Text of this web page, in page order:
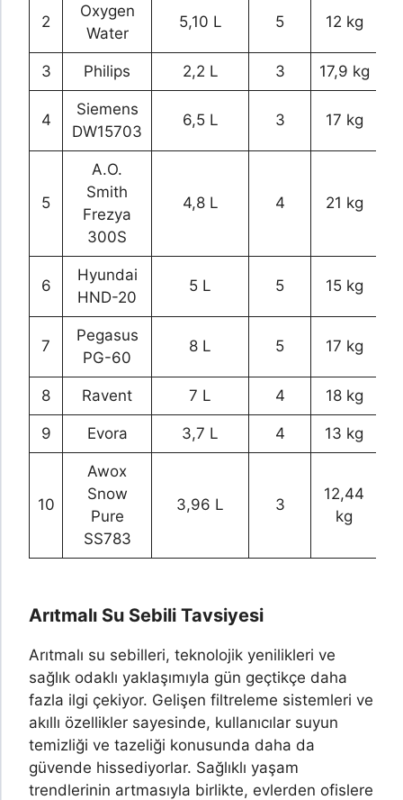
2
Oxygen
Water
5,10 L 5 12 kg
3 Philips 2,2 L 3 17,9 kg
4
Siemens
DW15703
6,5 L 3 17 kg
5
A.O.
Smith
Frezya
300S
4,8 L 4 21 kg
6
Hyundai
HND-20
5 L 5 15 kg
7
Pegasus
PG-60
8 L 5 17 kg
8 Ravent 7 L 4 18 kg
9 Evora 3,7 L 4 13 kg
10
Awox
Snow
Pure
SS783
3,96 L 3
12,44
kg
Arıtmalı Su Sebili Tavsiyesi
Arıtmalı su sebilleri, teknolojik yenilikleri ve
sağlık odaklı yaklaşımıyla gün geçtikçe daha
fazla ilgi çekiyor. Gelişen filtreleme sistemleri ve
akıllı özellikler sayesinde, kullanıcılar suyun
temizliği ve tazeliği konusunda daha da
güvende hissediyorlar. Sağlıklı yaşam
trendlerinin artmasıyla birlikte, evlerden ofislere